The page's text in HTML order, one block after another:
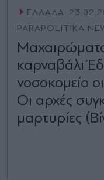
ΕΛΛΑΔΑ
PARAPOLITIKA
καρναβάλι
νοσοκομείο
Οι αρχές
μαρτυρίες